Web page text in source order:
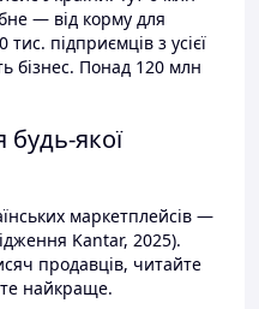
— від корму для
підприємців з усієї
бізнес. Понад 120 млн
якої
маркетплейсів —
Kantar, 2025).
продавців, читайте
найкраще.